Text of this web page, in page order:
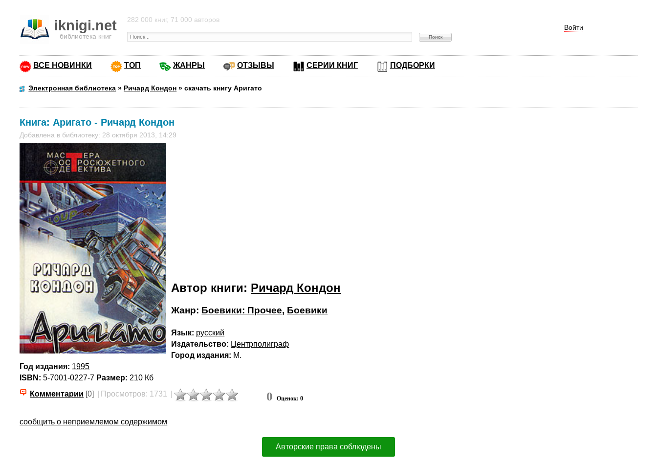
iknigi.net
библиотека книг
Войти
282 000 книг, 71 000 авторов
ВСЕ НОВИНКИ ТОП ЖАНРЫ ОТЗЫВЫ СЕРИИ КНИГ ПОДБОРКИ
Электронная библиотека » Ричард Кондон »скачать книгу Аригато
Книга: Аригато - Ричард Кондон
Добавлена в библиотеку: 28 октября 2013, 14:29
Автор книги: Ричард Кондон
Жанр: Боевики: Прочее, Боевики
Язык: русский
Издательство: Центрполиграф
Город издания: М.
Год издания: 1995
ISBN: 5-7001-0227-7 Размер: 210 Кб
Комментарии [0] Просмотров: 1731 0 Оценок: 0
сообщить о неприемлемом содержимом
Авторские права соблюдены